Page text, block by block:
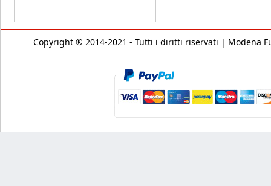
Copyright ® 2014-2021 - Tutti i diritti riservati | Modena